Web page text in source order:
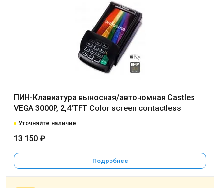
ПИН-Клавиатура выносная/автономная Castles
VEGA 3000P, 2,4'TFT Color screen contactless
Уточняйте наличие
13 150 ₽
Подробнее